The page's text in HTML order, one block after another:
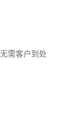
需客户到处